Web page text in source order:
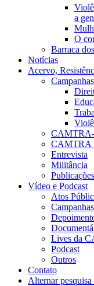
a
O
Barraca
Notícias
Acervo,
Campanhas
CAMTRA
Entrevista
Militância
Publicações
Vídeo e Podcast
Atos
Campanhas
Lives da
Podcast
Outros
Contato
Alternar pesquisa